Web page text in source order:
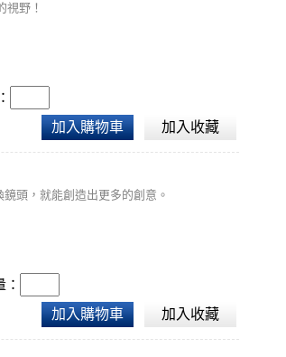
視野！
加入購物車 加入收藏
頭，就能創造出更多的創意。
加入購物車 加入收藏